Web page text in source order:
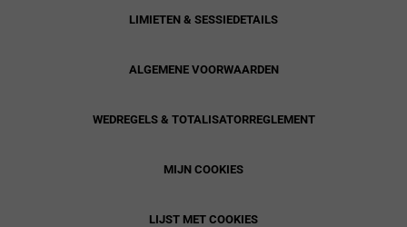
LIMIETEN & SESSIEDETAILS
ALGEMENE VOORWAARDEN
WEDREGELS & TOTALISATORREGLEMENT
MIJN COOKIES
LIJST MET COOKIES